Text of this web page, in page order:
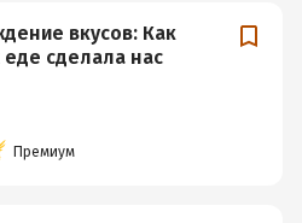
вкусов: Как
сделала нас
Премиум